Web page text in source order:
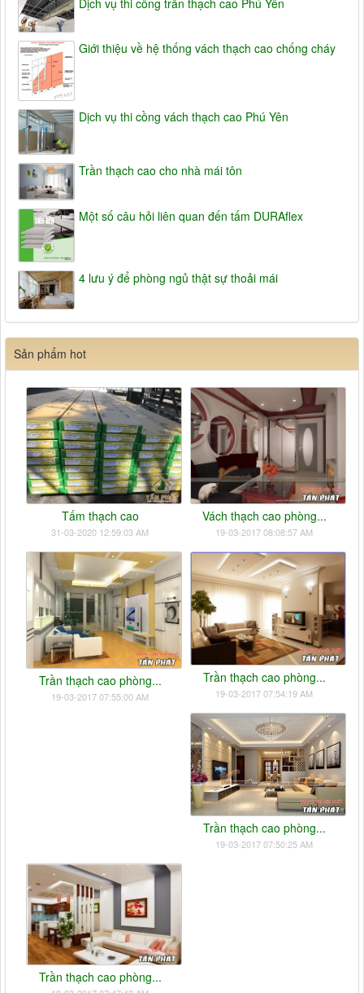
Giới thiệu về hệ thống vách thạch cao chống cháy
Dịch vụ thi cồng vách thạch cao Phú Yên
Trần thạch cao cho nhà mái tôn
Một số câu hỏi liên quan đến tấm DURAflex
4 lưu ý để phòng ngủ thật sự thoải mái
Sản phẩm hot
Tấm thạch cao
31-03-2020 12:59:03 AM
Vách thạch cao phòng...
19-03-2017 08:08:57 AM
Trần thạch cao phòng...
19-03-2017 07:55:00 AM
Trần thạch cao phòng...
19-03-2017 07:54:19 AM
Trần thạch cao phòng...
19-03-2017 07:50:25 AM
Trần thạch cao phòng...